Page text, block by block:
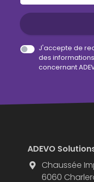
J'accepte de
des
concernant
ADEVO
Chaussée
6060